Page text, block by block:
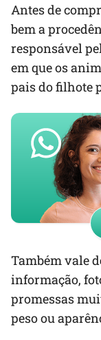
Antes de
bem a
responsável
em que os
pais do filhote
Também vale
informação,
promessas
peso ou